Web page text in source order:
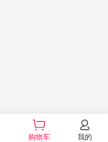
购物车 我的